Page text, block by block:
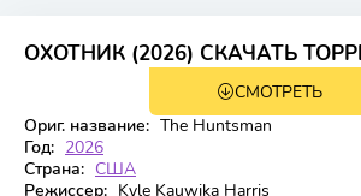
ОХОТНИК (2026) СКАЧАТЬ
СМОТРЕТЬ
Ориг. название: The Huntsman
Год: 2026
Страна: США
Режиссер: Kyle Kauwika Harris